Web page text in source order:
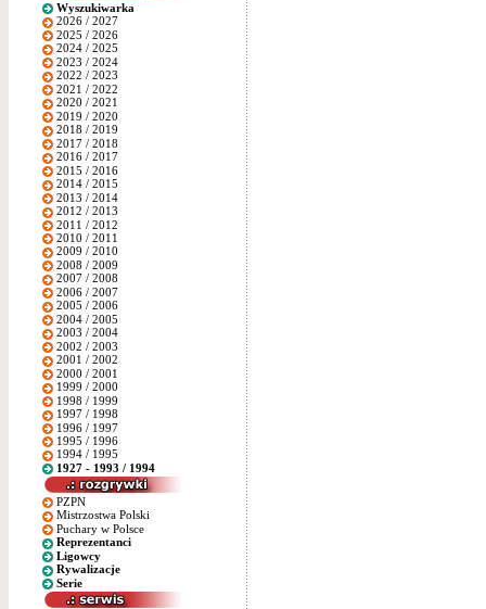
Wyszukiwarka
2026 / 2027
2025 / 2026
2024 / 2025
2023 / 2024
2022 / 2023
2021 / 2022
2020 / 2021
2019 / 2020
2018 / 2019
2017 / 2018
2016 / 2017
2015 / 2016
2014 / 2015
2013 / 2014
2012 / 2013
2011 / 2012
2010 / 2011
2009 / 2010
2008 / 2009
2007 / 2008
2006 / 2007
2005 / 2006
2004 / 2005
2003 / 2004
2002 / 2003
2001 / 2002
2000 / 2001
1999 / 2000
1998 / 1999
1997 / 1998
1996 / 1997
1995 / 1996
1994 / 1995
1927 - 1993 / 1994
PZPN
Mistrzostwa Polski
Puchary w Polsce
Reprezentanci
Ligowcy
Rywalizacje
Serie